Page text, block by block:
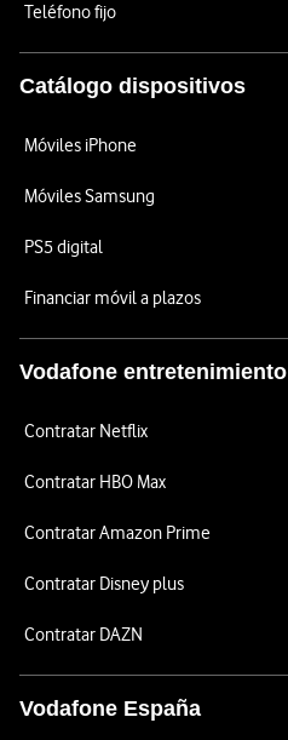
Teléfono fijo
Catálogo dispositivos
Móviles iPhone
Móviles Samsung
PS5 digital
Financiar móvil a plazos
Vodafone entretenimiento
Contratar Netflix
Contratar HBO Max
Contratar Amazon Prime
Contratar Disney plus
Contratar DAZN
Vodafone España